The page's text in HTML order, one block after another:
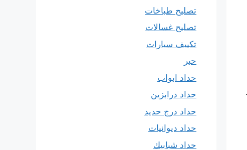
تصليح طباخات
تصليح غسالات
تكييف سيارات
حبر
حداد ابواب
حداد درابزين
حداد درج حديد
حداد ديوانيات
حداد شبابيك